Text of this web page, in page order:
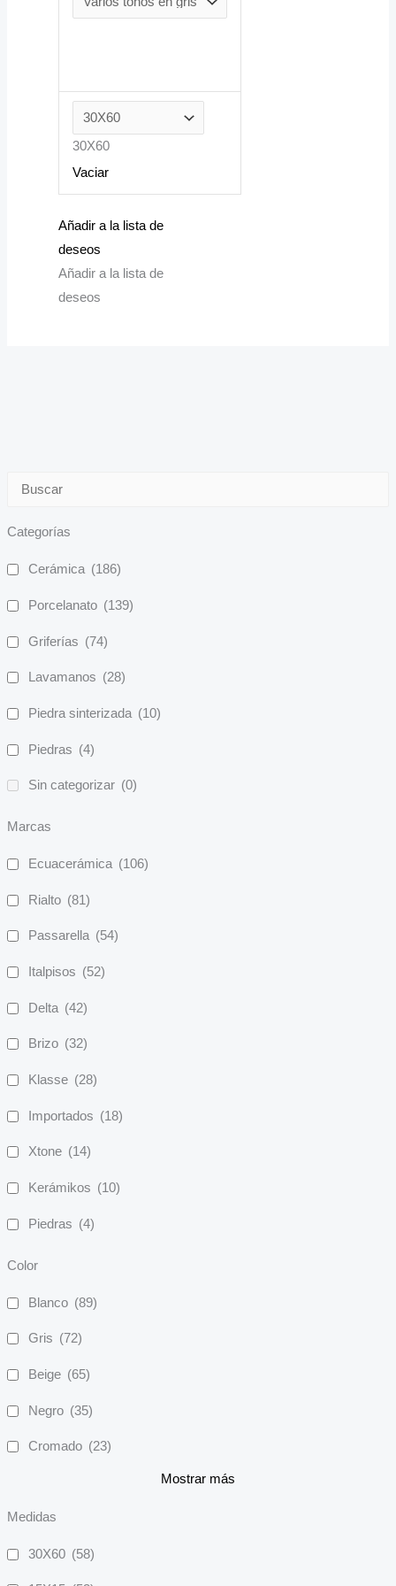
Categorías
Cerámica (186)
Porcelanato (139)
Griferías (74)
Lavamanos (28)
Piedra sinterizada (10)
Piedras (4)
Sin categorizar (0)
Marcas
Ecuacerámica (106)
Rialto (81)
Passarella (54)
Italpisos (52)
Delta (42)
Brizo (32)
Klasse (28)
Importados (18)
Xtone (14)
Kerámikos (10)
Piedras (4)
Color
Blanco (89)
Gris (72)
Beige (65)
Negro (35)
Cromado (23)
Mostrar más
Medidas
30X60 (58)
30X60
Vaciar
Añadir a la lista de
deseos
Añadir a la lista de
deseos